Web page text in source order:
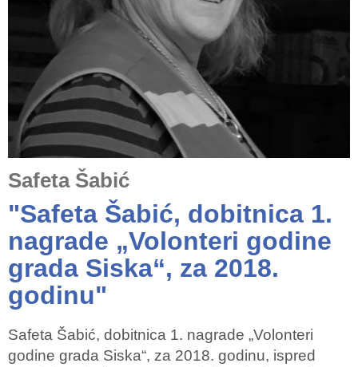
Safeta Šabić
"Safeta Šabić, dobitnica 1.
nagrade „Volonteri godine
grada Siska“, za 2018.
godinu"
Safeta Šabić, dobitnica 1. nagrade „Volonteri
godine grada Siska“, za 2018. godinu, ispred